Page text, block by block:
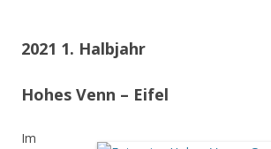
2021 1. Halbjahr
Hohes Venn – Eifel
Im